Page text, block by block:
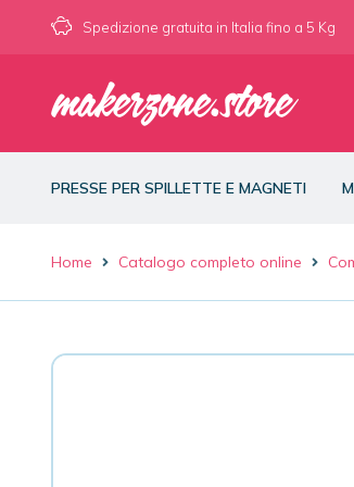
Spedizione gratuita in Italia fino a 5 Kg
PRESSE PER SPILLETTE E MAGNETI
Home Catalogo completo online